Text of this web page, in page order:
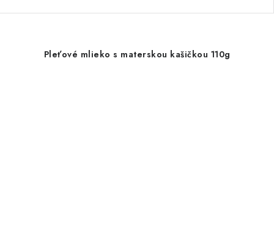
Pleťové mlieko s materskou kašičkou 110g